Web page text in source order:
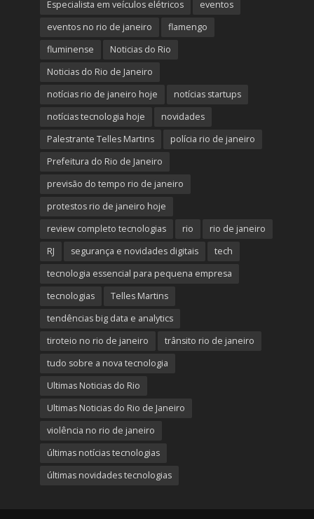
Especialista em veículos elétricos
eventos
eventos no rio de janeiro
flamengo
fluminense
Noticias do Rio
Noticias do Rio de Janeiro
notícias rio de janeiro hoje
notícias startups
notícias tecnologia hoje
novidades
Palestrante Telles Martins
polícia rio de janeiro
Prefeitura do Rio de Janeiro
previsão do tempo rio de janeiro
protestos rio de janeiro hoje
review completo tecnologias
rio
rio de janeiro
RJ
segurança e novidades digitais
tech
tecnologia essencial para pequena empresa
tecnologias
Telles Martins
tendências big data e analytics
tiroteio no rio de janeiro
trânsito rio de janeiro
tudo sobre a nova tecnologia
Ultimas Noticias do Rio
Ultimas Noticias do Rio de Janeiro
violência no rio de janeiro
últimas notícias tecnologias
últimas novidades tecnologias